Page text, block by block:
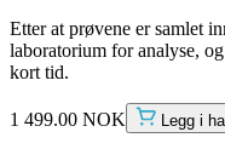
Etter at prøvene er samlet
laboratorium for analyse,
kort tid.
1 499.00 NOK Legg i